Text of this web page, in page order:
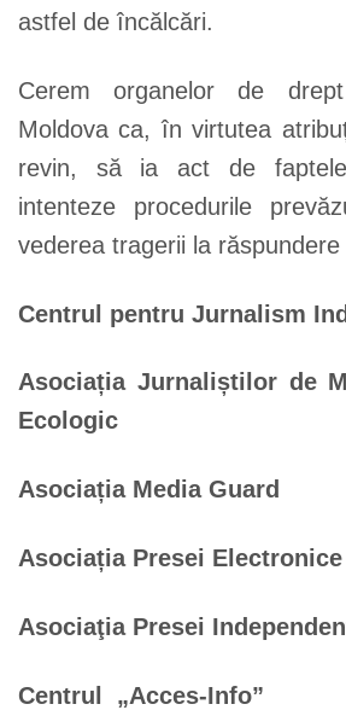
astfel de încălcări.
Cerem organelor de
Moldova ca, în virtutea
revin, să ia act de
intenteze procedurile
vederea tragerii la răspundere
Centrul pentru Jurnalism
Asociația Jurnaliștilor de
Ecologic
Asociația Media Guard
Asociația Presei Electronice
Asociaţia Presei
Centrul „Acces-Info”